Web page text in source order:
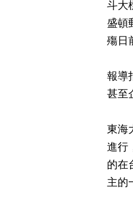
斗大
盛頓
殤日
報導
甚至
東海
進行
的在
主的